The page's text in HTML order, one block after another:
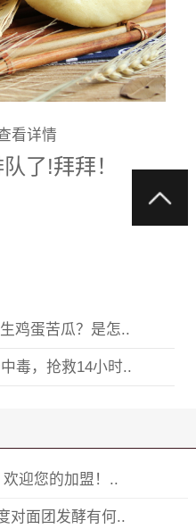
看详情
了!拜拜！
鸡蛋苦瓜？是怎..
毒，抢救14小时..
迎您的加盟！..
对面团发酵有何..